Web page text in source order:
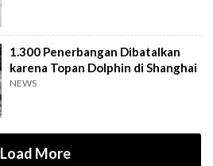
1.300 Penerbangan Dibatalkan
karena Topan Dolphin di Shanghai
NEWS
Load More